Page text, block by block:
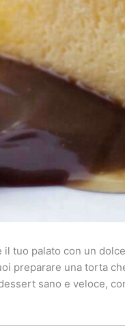
tuo palato con un
preparare una torta
sano e veloce,